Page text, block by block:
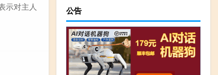
示对主人 公告